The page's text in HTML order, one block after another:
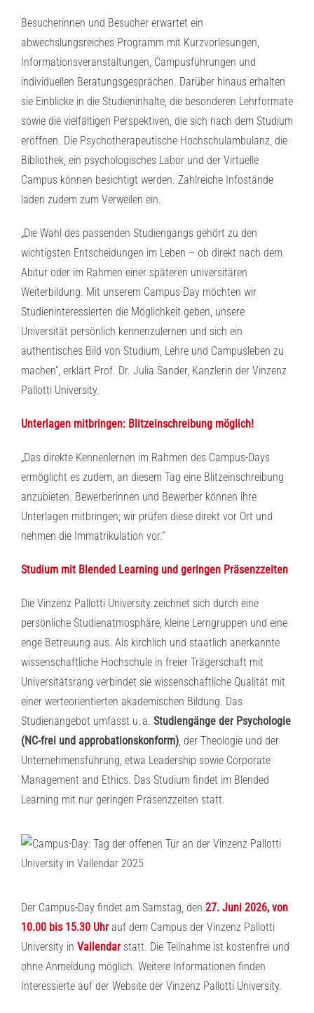
Besucherinnen und Besucher erwartet ein
abwechslungsreiches Programm mit Kurzvorlesungen,
Informationsveranstaltungen, Campusführungen und
individuellen Beratungsgesprächen. Darüber hinaus erhalten
sie Einblicke in die Studieninhalte, die besonderen Lehrformate
sowie die vielfältigen Perspektiven, die sich nach dem Studium
eröffnen. Die Psychotherapeutische Hochschulambulanz, die
Bibliothek, ein psychologisches Labor und der Virtuelle
Campus können besichtigt werden. Zahlreiche Infostände
laden zudem zum Verweilen ein.
„Die Wahl des passenden Studiengangs gehört zu den
wichtigsten Entscheidungen im Leben – ob direkt nach dem
Abitur oder im Rahmen einer späteren universitären
Weiterbildung. Mit unserem Campus-Day möchten wir
Studieninteressierten die Möglichkeit geben, unsere
Universität persönlich kennenzulernen und sich ein
authentisches Bild von Studium, Lehre und Campusleben zu
machen“, erklärt Prof. Dr. Julia Sander, Kanzlerin der Vinzenz
Pallotti University.
Unterlagen mitbringen: Blitzeinschreibung möglich!
„Das direkte Kennenlernen im Rahmen des Campus-Days
ermöglicht es zudem, an diesem Tag eine Blitzeinschreibung
anzubieten. Bewerberinnen und Bewerber können ihre
Unterlagen mitbringen; wir prüfen diese direkt vor Ort und
nehmen die Immatrikulation vor.“
Studium mit Blended Learning und geringen Präsenzzeiten
Die Vinzenz Pallotti University zeichnet sich durch eine
persönliche Studienatmosphäre, kleine Lerngruppen und eine
enge Betreuung aus. Als kirchlich und staatlich anerkannte
wissenschaftliche Hochschule in freier Trägerschaft mit
Universitätsrang verbindet sie wissenschaftliche Qualität mit
einer werteorientierten akademischen Bildung. Das
Studienangebot umfasst u. a. Studiengänge der Psychologie
(NC-frei und approbationskonform), der Theologie und der
Unternehmensführung, etwa Leadership sowie Corporate
Management and Ethics. Das Studium findet im Blended
Learning mit nur geringen Präsenzzeiten statt.
Der Campus-Day findet am Samstag, den 27. Juni 2026, von
10.00 bis 15.30 Uhrauf dem Campus der Vinzenz Pallotti
University in Vallendarstatt. Die Teilnahme ist kostenfrei und
ohne Anmeldung möglich. Weitere Informationen finden
Interessierte auf der Website der Vinzenz Pallotti University.